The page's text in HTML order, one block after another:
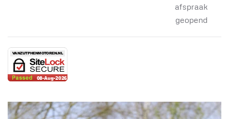
afspraak
geopend